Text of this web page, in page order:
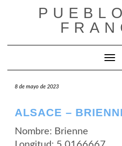
8 de mayo de 2023
ALSACE –
Nombre: Brienne